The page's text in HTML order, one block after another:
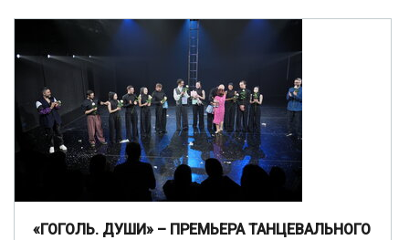
«ГОГОЛЬ. ДУШИ» – ПРЕМЬЕРА ТАНЦЕВАЛЬНОГО